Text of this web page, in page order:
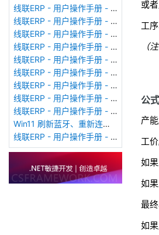
线联ERP - 用户操作手册 - 节假日管理
线联ERP - 用户操作手册 - 请假管理
线联ERP - 用户操作手册 - 补卡管理
线联ERP - 用户操作手册 - 考勤设备管理
线联ERP - 用户操作手册 - 考勤参数配置
线联ERP - 用户操作手册 - 考勤设备绑定
线联ERP - 用户操作手册 - 员工档案
线联ERP - 用户操作手册 - 班次管理
线联ERP - 用户操作手册 - 排班管理
Win11 刷新蓝牙、重新连接蓝牙音响
线联ERP - 用户操作手册 - 成品入库单
或
工
（
公
产
工
如
如
最
如果